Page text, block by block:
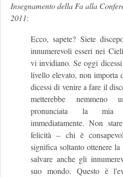
Insegnamento della Fa alla
2011:
Ecco, sapete? Siete
innumerevoli esseri nei
vi invidiano. Se oggi
livello elevato, non importa
dicessi di venire a fare il
metterebbe nemmeno
pronunciata la mia
immediatamente. Non
felicità – chi è
significa soltanto ottenere la
salvare anche gli
suo mondo. Questo è